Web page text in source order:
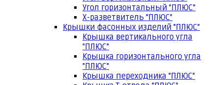
Угол горизонтальный "ПЛЮС"
Х-разветвитель "ПЛЮС"
Крышки фасонных изделий "ПЛЮС"
Крышка вертикального угла
"ПЛЮС"
Крышка горизонтального угла
"ПЛЮС"
Крышка переходника "ПЛЮС"